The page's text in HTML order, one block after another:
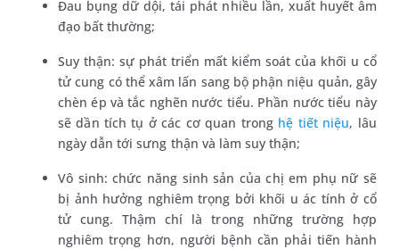
Đau bụng dữ dội, tái phát nhiều lần, xuất huyết âm
đạo bất thường;
Suy thận: sự phát triển mất kiểm soát của khối u cổ
tử cung có thể xâm lấn sang bộ phận niệu quản, gây
chèn ép và tắc nghẽn nước tiểu. Phần nước tiểu này
sẽ dần tích tụ ở các cơ quan trong hệ tiết niệu, lâu
ngày dẫn tới sưng thận và làm suy thận;
Vô sinh: chức năng sinh sản của chị em phụ nữ sẽ
bị ảnh hưởng nghiêm trọng bởi khối u ác tính ở cổ
tử cung. Thậm chí là trong những trường hợp
nghiêm trọng hơn, người bệnh cần phải tiến hành